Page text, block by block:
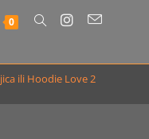
0 Uključi/isključi
pretragu
web-
ili Hoodie Love 2